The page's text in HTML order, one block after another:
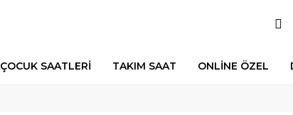
ÇOCUK SAATLERİ TAKIM SAAT ONLİNE ÖZEL